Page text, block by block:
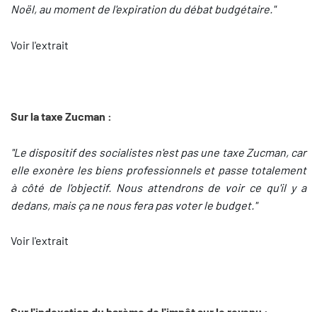
Noël, au moment de l'expiration du débat budgétaire."
Voir l'extrait
Sur la taxe Zucman :
"Le dispositif des socialistes n'est pas une taxe Zucman, car
elle exonère les biens professionnels et passe totalement
à côté de l'objectif. Nous attendrons de voir ce qu'il y a
dedans, mais ça ne nous fera pas voter le budget."
Voir l'extrait